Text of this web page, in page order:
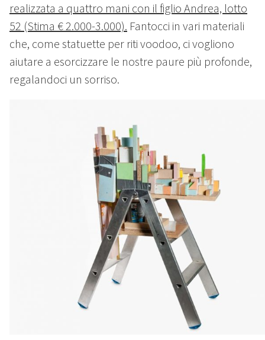
realizzata a quattro mani con il figlio Andrea, lotto
52 (Stima € 2.000-3.000). Fantocci in vari materiali
che, come statuette per riti voodoo, ci vogliono
aiutare a esorcizzare le nostre paure più profonde,
regalandoci un sorriso.